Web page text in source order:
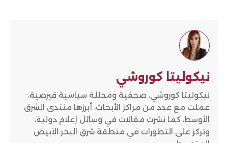
نيكوليتا كوروشي
نيكوليتا كوروشي، صحفية ومحللة سياسية قبرصية،
عملت مع عدد من مراكز الأبحاث، أبرزها منتدى الشرق
الأوسط، كما نشرت مقالات في وسائل إعلام دولية،
وتركز على التطورات في منطقة شرق البحر الأبيض